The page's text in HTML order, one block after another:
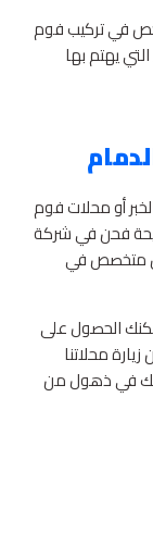
في تركيب فوم
يهتم بها
أو محلات فوم
فحن في شركة
متخصص في
الحصول على
محلاتنا
في ذهول من